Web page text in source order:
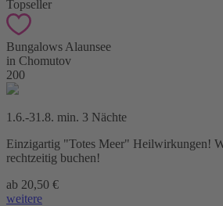
Topseller
Bungalows Alaunsee
in Chomutov
200
1.6.-31.8. min. 3 Nächte
Einzigartig "Totes Meer" Heilwirkungen!
rechtzeitig buchen!
ab 20,50 €
weitere